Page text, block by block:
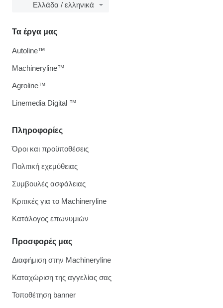
Ελλάδα / ελληνικά
Πληροφορίες
Όροι και προϋποθέσεις
Πολιτική εχεμύθειας
Συμβουλές ασφάλειας
Κριτικές για το Machineryline
Κατάλογος επωνυμιών
Προσφορές μας
Διαφήμιση στην Machineryline
Καταχώριση της αγγελίας σας
Τοποθέτηση banner
Τα έργα μας
Autoline™
Machineryline™
Agroline™
Linemedia Digital ™